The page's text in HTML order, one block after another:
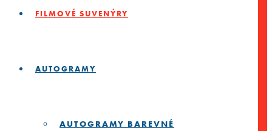
FILMOVÉ SUVENÝRY
AUTOGRAMY
AUTOGRAMY BAREVNÉ